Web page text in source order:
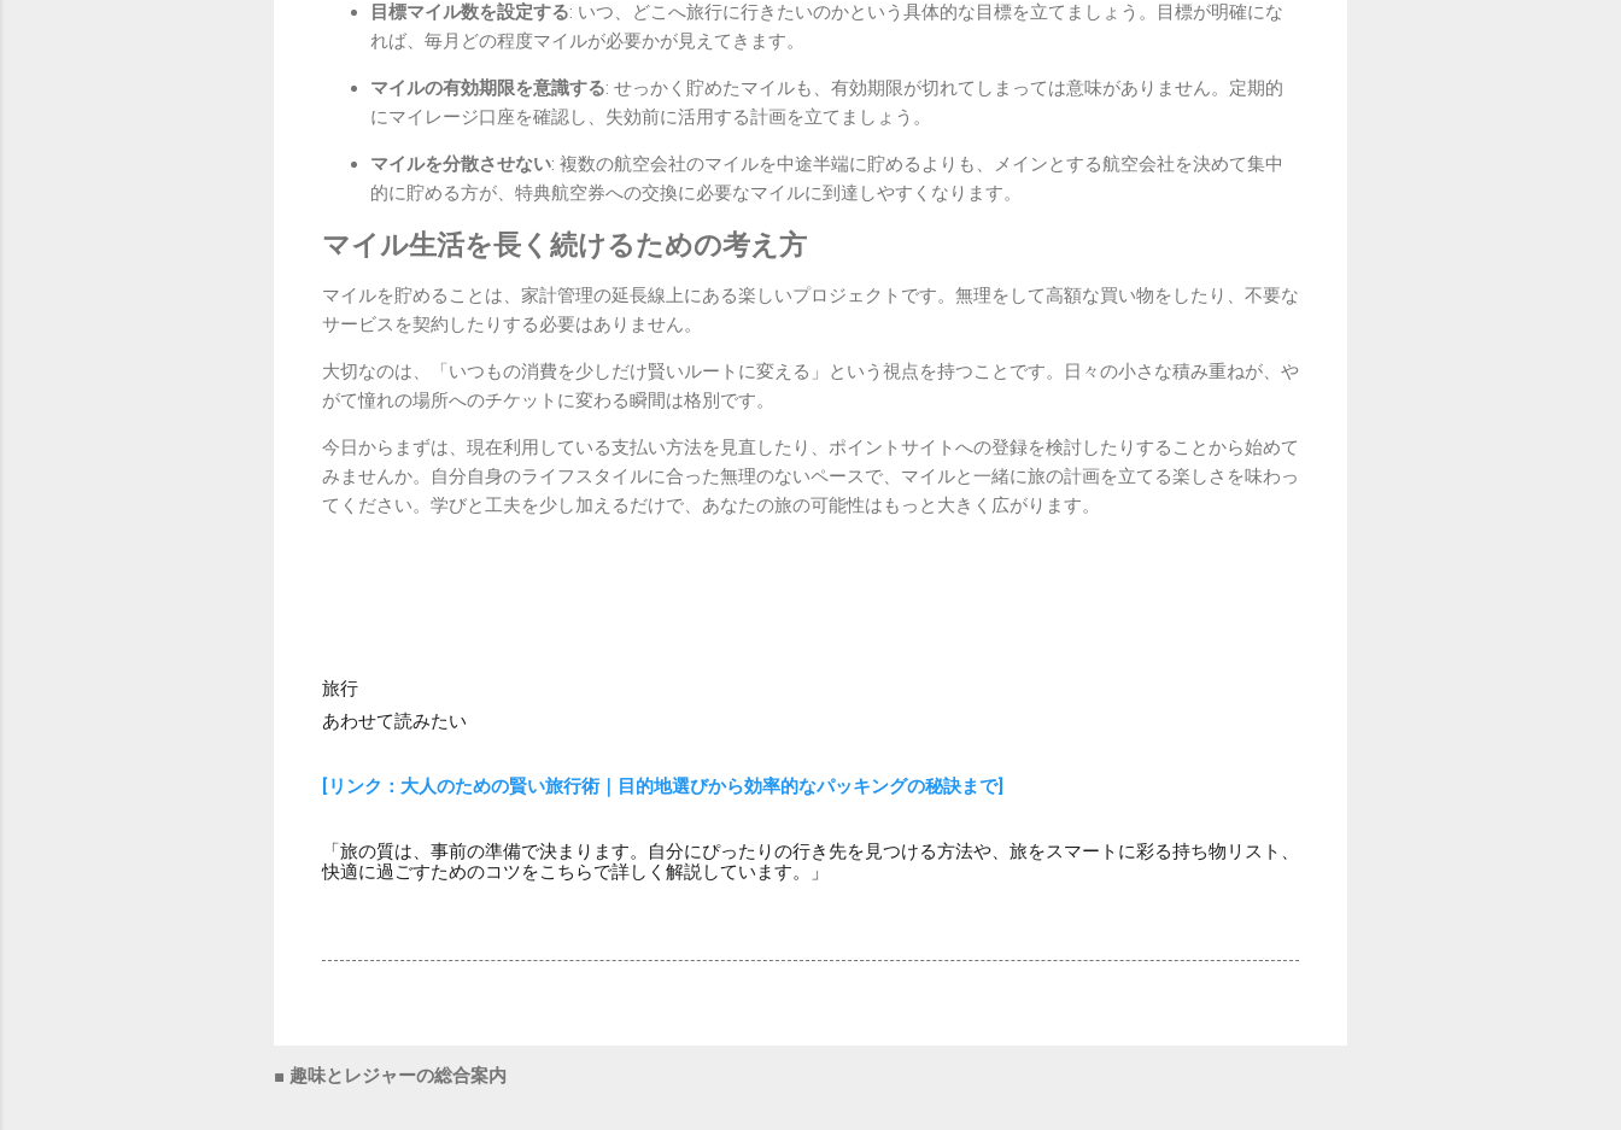
目標マイル数を設定する: いつ、どこへ旅行に行きたいのかという具体的な目標を立てましょう。目標が明確にな
れば、毎月どの程度マイルが必要かが見えてきます。
マイルの有効期限を意識する: せっかく貯めたマイルも、有効期限が切れてしまっては意味がありません。定期的
にマイレージ口座を確認し、失効前に活用する計画を立てましょう。
マイルを分散させない: 複数の航空会社のマイルを中途半端に貯めるよりも、メインとする航空会社を決めて集中
的に貯める方が、特典航空券への交換に必要なマイルに到達しやすくなります。
マイル生活を長く続けるための考え方
マイルを貯めることは、家計管理の延長線上にある楽しいプロジェクトです。無理をして高額な買い物をしたり、不要な
サービスを契約したりする必要はありません。
大切なのは、「いつもの消費を少しだけ賢いルートに変える」という視点を持つことです。日々の小さな積み重ねが、や
がて憧れの場所へのチケットに変わる瞬間は格別です。
今日からまずは、現在利用している支払い方法を見直したり、ポイントサイトへの登録を検討したりすることから始めて
みませんか。自分自身のライフスタイルに合った無理のないペースで、マイルと一緒に旅の計画を立てる楽しさを味わっ
てください。学びと工夫を少し加えるだけで、あなたの旅の可能性はもっと大きく広がります。
旅行
あわせて読みたい
[リンク：大人のための賢い旅行術｜目的地選びから効率的なパッキングの秘訣まで]
「旅の質は、事前の準備で決まります。自分にぴったりの行き先を見つける方法や、旅をスマートに彩る持ち物リスト、
快適に過ごすためのコツをこちらで詳しく解説しています。」
■ 趣味とレジャーの総合案内